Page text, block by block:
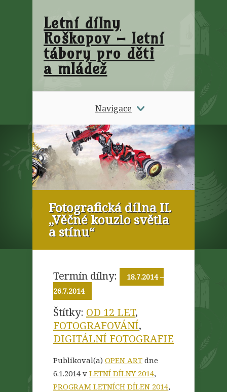
Letní dílny
Roškopov – letní
tábory pro děti
a mládež
Navigace
Fotografická dílna II.
„Věčné kouzlo světla
a stínu“
Termín dílny: 18.7.2014–
26.7.2014
Štítky: OD 12 LET,
FOTOGRAFOVÁNÍ,
DIGITÁLNÍ FOTOGRAFIE
Publikoval(a) OPEN ART dne
6.1.2014 v LETNÍ DÍLNY 2014,
PROGRAM LETNÍCH DÍLEN 2014,